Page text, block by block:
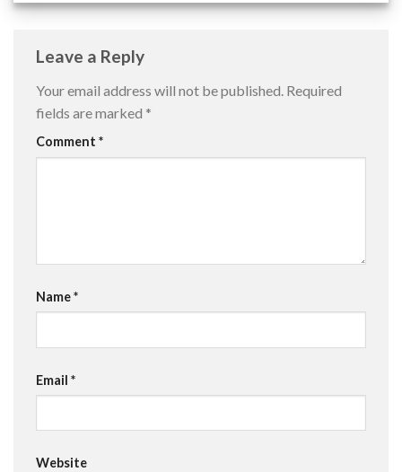
Leave a Reply
Your email address will not be published. Required
fields are marked *
Comment *
Name*
Email *
Website